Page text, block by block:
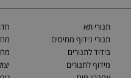
תנורי תא
תנורי נידוף ממיסים
בידוד לתנורים
מידוף לתנורים